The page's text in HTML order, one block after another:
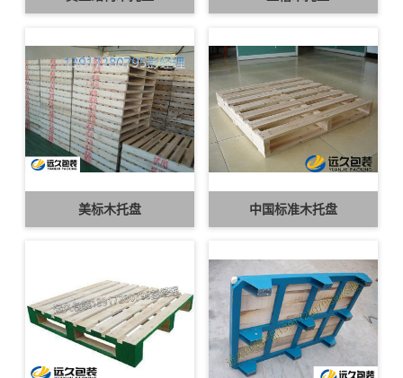
美标木托盘 中国标准木托盘